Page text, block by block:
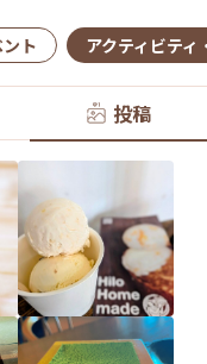
ト アクティビティ
投稿